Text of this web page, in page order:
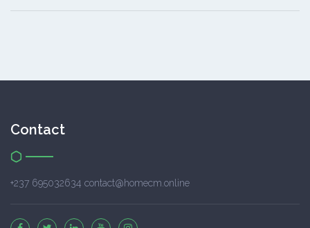
Contact
+237 695032634 contact@homecm.online